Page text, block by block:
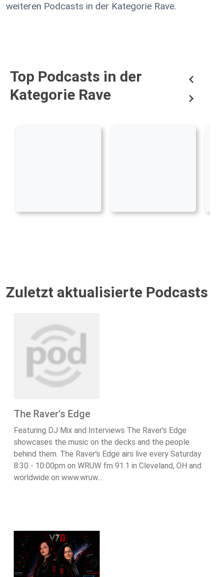
weiteren Podcasts in der Kategorie Rave.
Top Podcasts in der
Kategorie Rave
Zuletzt aktualisierte Podcasts
The Raver's Edge
Featuring DJ Mix and Interviews The Raver's Edge
showcases the music on the decks and the people
behind them. The Raver's Edge airs live every Saturday
8:30 - 10:00pm on WRUW fm 91.1 in Cleveland, OH and
worldwide on www.wruw...